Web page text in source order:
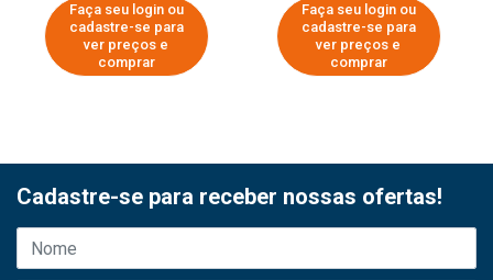
Faça seu login ou
cadastre-se para
ver preços e
comprar
Faça seu login ou
cadastre-se para
ver preços e
comprar
Cadastre-se para receber nossas ofertas!